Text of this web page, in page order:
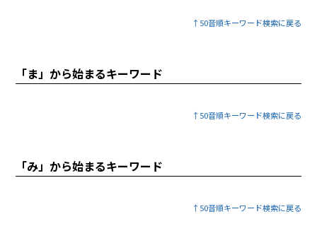
↑50音順キーワード検索に戻る
「ま」から始まるキーワード
↑50音順キーワード検索に戻る
「み」から始まるキーワード
↑50音順キーワード検索に戻る